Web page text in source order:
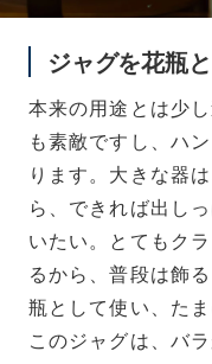
ジャグを花瓶
本来の用途とは少
も素敵ですし、ハ
ります。大きな器
ら、できれば出し
いたい。とてもク
るから、普段は飾
瓶として使い、た
このジャグは、バ